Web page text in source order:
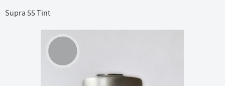
Supra 55 Tint